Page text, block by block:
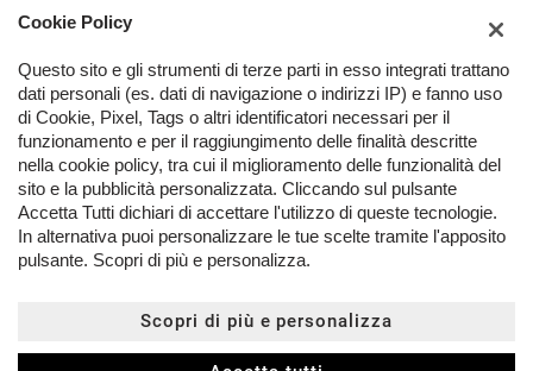
AZIENDA
Contatti
TORNA IN CIMA
Copyright © 2026 Autogroup Srl - P.IVA 02072750512 -Leggi
l'informativa sulla privacy -Cookie Policy
Cookie Policy
Questo sito e gli strumenti di terze parti in esso integrati trattano
dati personali (es. dati di navigazione o indirizzi IP) e fanno uso
di Cookie, Pixel, Tags o altri identificatori necessari per il
funzionamento e per il raggiungimento delle finalità descritte
nella cookie policy, tra cui il miglioramento delle funzionalità del
sito e la pubblicità personalizzata. Cliccando sul pulsante
Accetta Tutti dichiari di accettare l'utilizzo di queste tecnologie.
In alternativa puoi personalizzare le tue scelte tramite l'apposito
pulsante. Scopri di più e personalizza.
Scopri di più e personalizza